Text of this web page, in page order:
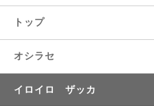
トップ
オシラセ
イロイロ ザッカ